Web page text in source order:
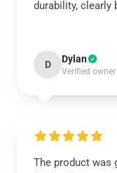
durability, clearly
D Dylan
Verified owner
The product was